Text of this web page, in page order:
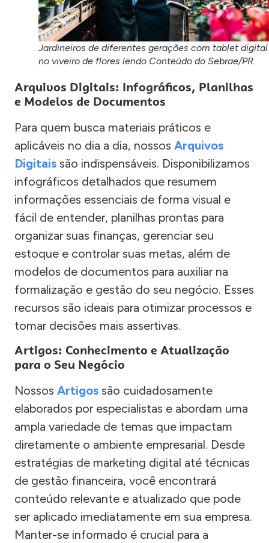
Jardineiros de diferentes gerações com tablet digital
no viveiro de flores lendo Conteúdo do Sebrae/PR.
Arquivos Digitais: Infográficos, Planilhas
e Modelos de Documentos
Para quem busca materiais práticos e
aplicáveis no dia a dia, nossos Arquivos
Digitais são indispensáveis. Disponibilizamos
infográficos detalhados que resumem
informações essenciais de forma visual e
fácil de entender, planilhas prontas para
organizar suas finanças, gerenciar seu
estoque e controlar suas metas, além de
modelos de documentos para auxiliar na
formalização e gestão do seu negócio. Esses
recursos são ideais para otimizar processos e
tomar decisões mais assertivas.
Artigos: Conhecimento e Atualização
para o Seu Negócio
Nossos Artigos são cuidadosamente
elaborados por especialistas e abordam uma
ampla variedade de temas que impactam
diretamente o ambiente empresarial. Desde
estratégias de marketing digital até técnicas
de gestão financeira, você encontrará
conteúdo relevante e atualizado que pode
ser aplicado imediatamente em sua empresa.
Manter-se informado é crucial para a